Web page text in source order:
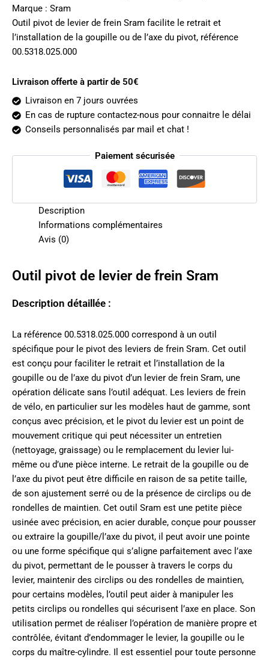
Marque : Sram
Outil pivot de levier de frein Sram facilite le retrait et
l’installation de la goupille ou de l’axe du pivot, référence
00.5318.025.000
Livraison offerte à partir de 50€
Livraison en 7 jours ouvrées
En cas de rupture contactez-nous pour connaitre le délai
Conseils personnalisés par mail et chat !
Paiement sécurisée
Description
Informations complémentaires
Avis (0)
Outil pivot de levier de frein Sram
Description détaillée :
La référence 00.5318.025.000 correspond à un outil
spécifique pour le pivot des leviers de frein Sram. Cet outil
est conçu pour faciliter le retrait et l’installation de la
goupille ou de l’axe du pivot d’un levier de frein Sram, une
opération délicate sans l’outil adéquat. Les leviers de frein
de vélo, en particulier sur les modèles haut de gamme, sont
conçus avec précision, et le pivot du levier est un point de
mouvement critique qui peut nécessiter un entretien
(nettoyage, graissage) ou le remplacement du levier lui-
même ou d’une pièce interne. Le retrait de la goupille ou de
l’axe du pivot peut être difficile en raison de sa petite taille,
de son ajustement serré ou de la présence de circlips ou de
rondelles de maintien. Cet outil Sram est une petite pièce
usinée avec précision, en acier durable, conçue pour pousser
ou extraire la goupille/l’axe du pivot, il peut avoir une pointe
ou une forme spécifique qui s’aligne parfaitement avec l’axe
du pivot, permettant de le pousser à travers le corps du
levier, maintenir des circlips ou des rondelles de maintien,
pour certains modèles, l’outil peut aider à manipuler les
petits circlips ou rondelles qui sécurisent l’axe en place. Son
utilisation permet de réaliser l’opération de manière propre et
contrôlée, évitant d’endommager le levier, la goupille ou le
corps du maître-cylindre. Il est essentiel pour toute personne